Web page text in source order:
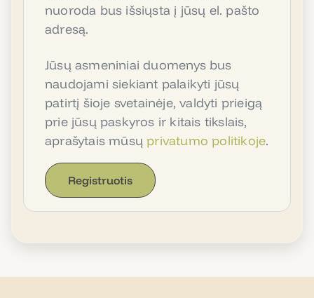
nuoroda bus išsiųsta į jūsų el. pašto
adresą.
Jūsų asmeniniai duomenys bus
naudojami siekiant palaikyti jūsų
patirtį šioje svetainėje, valdyti prieigą
prie jūsų paskyros ir kitais tikslais,
aprašytais mūsųprivatumo politikoje.
Registruotis